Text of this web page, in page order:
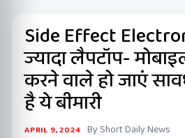
Side Effect
ज्यादा लैपटॉप-
करने वाले हो जाएं
है ये बीमारी
APRIL 9, 2024 By Short Daily News